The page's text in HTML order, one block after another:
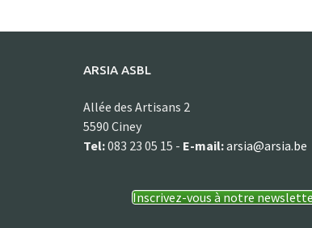
ARSIA ASBL
Allée des Artisans 2
5590 Ciney
Tel:083 23 05 15 - E-mail:arsia@arsia.be
Inscrivez-vous à notre